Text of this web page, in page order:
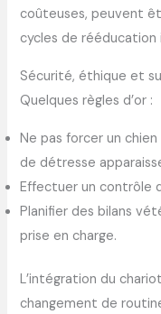
coûteuses, peuvent
cycles de rééducation
Sécurité, éthique et
Quelques règles d’or :
Ne pas forcer un
de détresse
Effectuer un contrôle
Planifier des bilans
prise en charge.
L’intégration du
changement de